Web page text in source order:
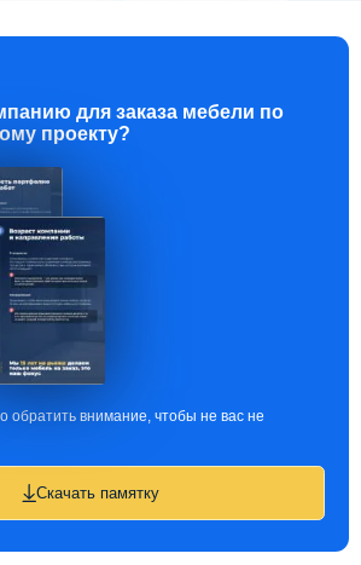
для заказа мебели по
проекту?
обратить внимание, чтобы не вас не
Скачать памятку